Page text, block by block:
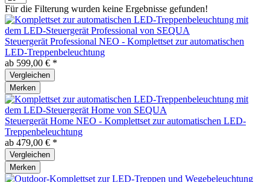
Für die Filterung wurden keine Ergebnisse gefunden!
Steuergerät Professional NEO - Komplettset zur automatischen
LED-Treppenbeleuchtung
ab 599,00 € *
Vergleichen
Merken
Steuergerät Home NEO - Komplettset zur automatischen LED-
Treppenbeleuchtung
ab 479,00 € *
Vergleichen
Merken